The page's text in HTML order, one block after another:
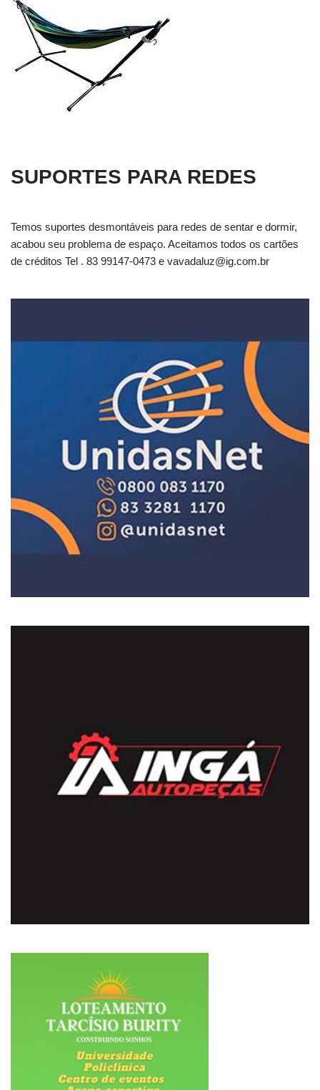
SUPORTES PARA REDES
Temos suportes desmontáveis para redes de sentar e dormir,
acabou seu problema de espaço. Aceitamos todos os cartões
de créditos Tel . 83 99147-0473 e vavadaluz@ig.com.br